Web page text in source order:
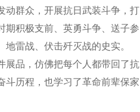
动群众，开展抗日武装斗争，打
期积极支前、英勇斗争、送子参
雷战、伏击歼灭战的史实。
品，仿佛把每个人都带回了抗
斗历程，也学习了革命前辈保家